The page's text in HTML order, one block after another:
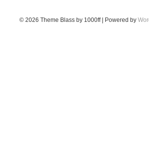
© 2026 Theme Blass by 1000ff | Powered by